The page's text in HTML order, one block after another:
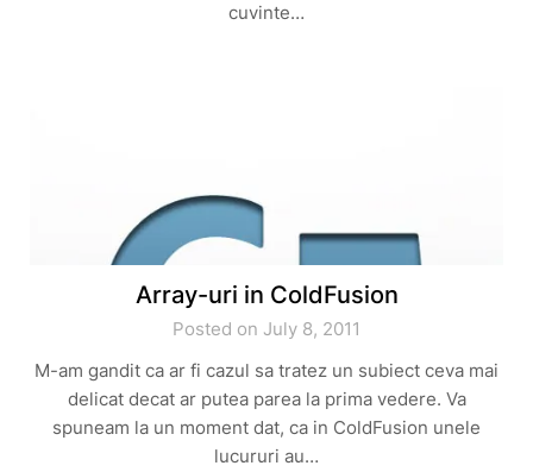
cuvinte…
Array-uri in ColdFusion
Posted on July 8, 2011
M-am gandit ca ar fi cazul sa tratez un subiect ceva mai
delicat decat ar putea parea la prima vedere. Va
spuneam la un moment dat, ca in ColdFusion unele
lucururi au…